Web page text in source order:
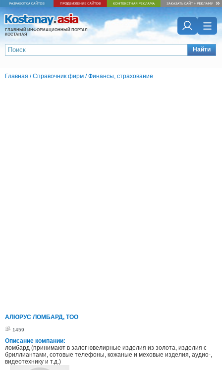
ГЛАВНЫЙ ИНФОРМАЦИОННЫЙ ПОРТАЛ
КОСТАНАЯ
Найти
Главная /Справочник фирм /Финансы, страхование
АЛЮРУС ЛОМБАРД, ТОО
1459
Описание компании:
ломбард (принимают в залог ювелирные изделия из золота, изделия с
бриллиантами, сотовые телефоны, кожаные и меховые изделия, аудио-,
видеотехнику и т.д.)